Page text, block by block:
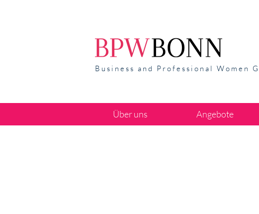
Business and Professional Women
Über uns Angebote